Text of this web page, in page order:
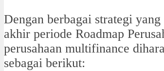
Dengan berbagai strategi
akhir periode Roadmap
perusahaan multifinance
sebagai berikut: